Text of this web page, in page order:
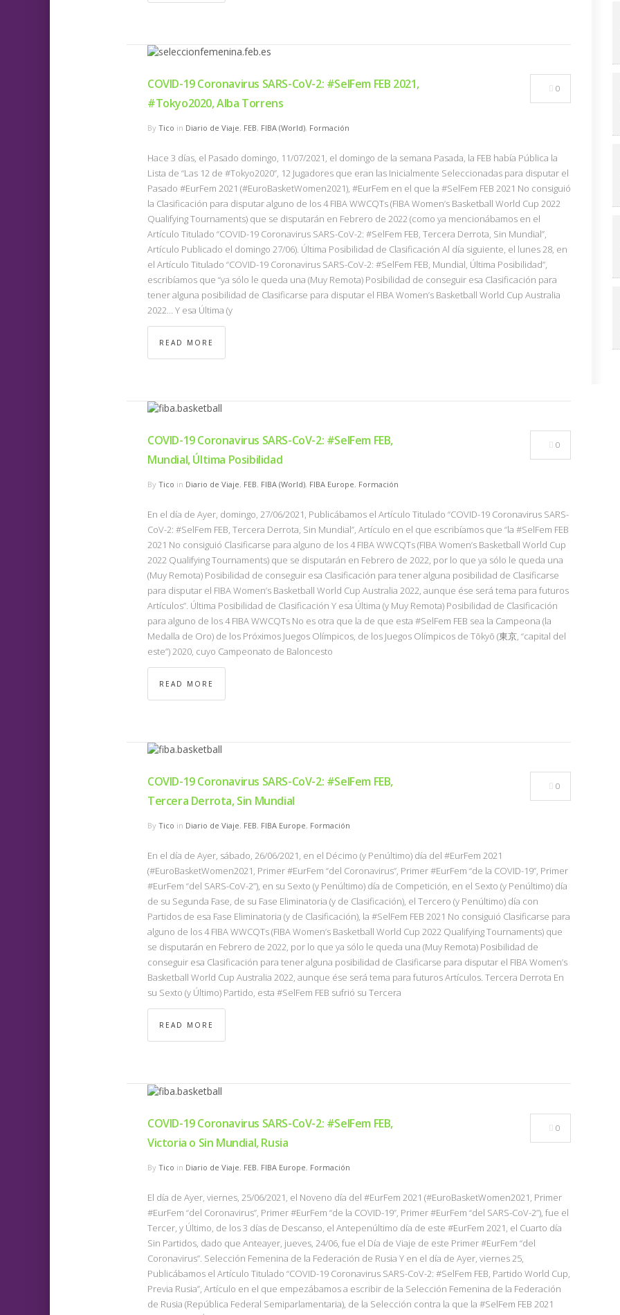
COVID-19 Coronavirus SARS-CoV-2: #SelFem FEB 2021,
#Tokyo2020, Alba Torrens
By Tico in Diario de Viaje, FEB, FIBA (World), Formación
0
Hace 3 días, el Pasado domingo, 11/07/2021, el domingo de la semana Pasada, la FEB había Pública la
Lista de “Las 12 de #Tokyo2020”, 12 Jugadores que eran las Inicialmente Seleccionadas para disputar el
Pasado #EurFem 2021 (#EuroBasketWomen2021), #EurFem en el que la #SelFem FEB 2021 No consiguió
la Clasificación para disputar alguno de los 4 FIBA WWCQTs (FIBA Women’s Basketball World Cup 2022
Qualifying Tournaments) que se disputarán en Febrero de 2022 (como ya mencionábamos en el
Artículo Titulado “COVID-19 Coronavirus SARS-CoV-2: #SelFem FEB, Tercera Derrota, Sin Mundial”,
Artículo Publicado el domingo 27/06). Última Posibilidad de Clasificación Al día siguiente, el lunes 28, en
el Artículo Titulado “COVID-19 Coronavirus SARS-CoV-2: #SelFem FEB, Mundial, Última Posibilidad”,
escribíamos que “ya sólo le queda una (Muy Remota) Posibilidad de conseguir esa Clasificación para
tener alguna posibilidad de Clasificarse para disputar el FIBA Women’s Basketball World Cup Australia
2022… Y esa Última (y
READ MORE
COVID-19 Coronavirus SARS-CoV-2: #SelFem FEB,
Mundial, Última Posibilidad
By Tico in Diario de Viaje, FEB, FIBA (World), FIBA Europe, Formación
0
En el día de Ayer, domingo, 27/06/2021, Publicábamos el Artículo Titulado “COVID-19 Coronavirus SARS-
CoV-2: #SelFem FEB, Tercera Derrota, Sin Mundial”, Artículo en el que escribíamos que “la #SelFem FEB
2021 No consiguió Clasificarse para alguno de los 4 FIBA WWCQTs (FIBA Women’s Basketball World Cup
2022 Qualifying Tournaments) que se disputarán en Febrero de 2022, por lo que ya sólo le queda una
(Muy Remota) Posibilidad de conseguir esa Clasificación para tener alguna posibilidad de Clasificarse
para disputar el FIBA Women’s Basketball World Cup Australia 2022, aunque ése será tema para futuros
Artículos”. Última Posibilidad de Clasificación Y esa Última (y Muy Remota) Posibilidad de Clasificación
para alguno de los 4 FIBA WWCQTs No es otra que la de que esta #SelFem FEB sea la Campeona (la
Medalla de Oro) de los Próximos Juegos Olímpicos, de los Juegos Olímpicos de Tōkyō (東京, “capital del
este”) 2020, cuyo Campeonato de Baloncesto
READ MORE
COVID-19 Coronavirus SARS-CoV-2: #SelFem FEB,
Tercera Derrota, Sin Mundial
By Tico in Diario de Viaje, FEB, FIBA Europe, Formación
0
En el día de Ayer, sábado, 26/06/2021, en el Décimo (y Penúltimo) día del #EurFem 2021
(#EuroBasketWomen2021, Primer #EurFem “del Coronavirus”, Primer #EurFem “de la COVID-19”, Primer
#EurFem “del SARS-CoV-2”), en su Sexto (y Penúltimo) día de Competición, en el Sexto (y Penúltimo) día
de su Segunda Fase, de su Fase Eliminatoria (y de Clasificación), el Tercero (y Penúltimo) día con
Partidos de esa Fase Eliminatoria (y de Clasificación), la #SelFem FEB 2021 No consiguió Clasificarse para
alguno de los 4 FIBA WWCQTs (FIBA Women’s Basketball World Cup 2022 Qualifying Tournaments) que
se disputarán en Febrero de 2022, por lo que ya sólo le queda una (Muy Remota) Posibilidad de
conseguir esa Clasificación para tener alguna posibilidad de Clasificarse para disputar el FIBA Women’s
Basketball World Cup Australia 2022, aunque ése será tema para futuros Artículos. Tercera Derrota En
su Sexto (y Último) Partido, esta #SelFem FEB sufrió su Tercera
READ MORE
COVID-19 Coronavirus SARS-CoV-2: #SelFem FEB,
Victoria o Sin Mundial, Rusia
By Tico in Diario de Viaje, FEB, FIBA Europe, Formación
0
El día de Ayer, viernes, 25/06/2021, el Noveno día del #EurFem 2021 (#EuroBasketWomen2021, Primer
#EurFem “del Coronavirus”, Primer #EurFem “de la COVID-19”, Primer #EurFem “del SARS-CoV-2”), fue el
Tercer, y Último, de los 3 días de Descanso, el Antepenúltimo día de este #EurFem 2021, el Cuarto día
Sin Partidos, dado que Anteayer, jueves, 24/06, fue el Día de Viaje de este Primer #EurFem “del
Coronavirus”. Selección Femenina de la Federación de Rusia Y en el día de Ayer, viernes 25,
Publicábamos el Artículo Titulado “COVID-19 Coronavirus SARS-CoV-2: #SelFem FEB, Partido World Cup,
Previa Rusia”, Artículo en el que empezábamos a escribir de la Selección Femenina de la Federación
de Rusia (República Federal Semiparlamentaria), de la Selección contra la que la #SelFem FEB 2021